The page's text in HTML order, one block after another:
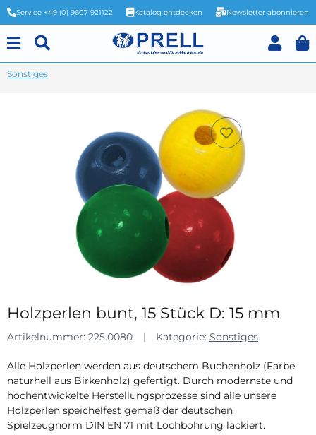
Service +49 (0) 9607 921122 Katalog entdecken Newsletter abonnieren
Sonstiges
Holzperlen bunt, 15 Stück D: 15 mm
Artikelnummer: 225.0080 Kategorie: Sonstiges
Alle Holzperlen werden aus deutschem Buchenholz (Farbe
naturhell aus Birkenholz) gefertigt. Durch modernste und
hochentwickelte Herstellungsprozesse sind alle unsere
Holzperlen speichelfest gemäß der deutschen
Spielzeugnorm DIN EN 71 mit Lochbohrung lackiert.